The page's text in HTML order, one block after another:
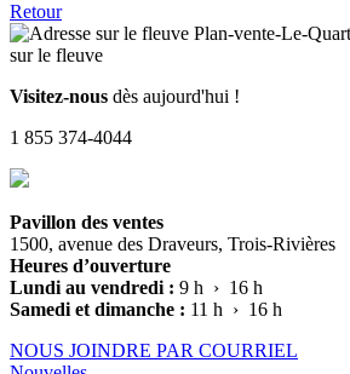
Retour
Visitez-nous dès aujourd'hui !
1 855 374-4044
Pavillon des ventes
1500, avenue des Draveurs, Trois-Rivières
Heures d’ouverture
Lundi au vendredi : 9 h › 16 h
Samedi et dimanche : 11 h › 16 h
NOUS JOINDRE PAR COURRIEL